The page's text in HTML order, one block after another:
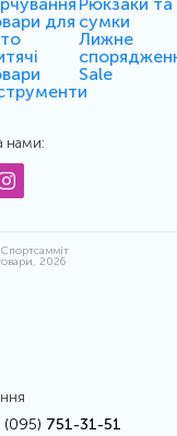
для сумки
Лижне
Sale
нами:
2026
(095) 751-31-51